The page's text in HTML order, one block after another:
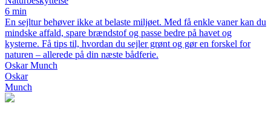
6 min
En sejltur behøver ikke at belaste miljøet. Med få enkle vaner kan du
mindske affald, spare brændstof og passe bedre på havet og
kysterne. Få tips til, hvordan du sejler grønt og gør en forskel for
naturen – allerede på din næste bådferie.
Oskar Munch
Oskar
Munch